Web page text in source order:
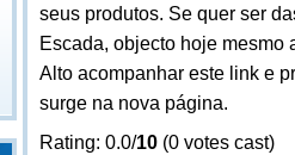
seus produtos. Se quer ser
Escada, objecto hoje mesmo
Alto acompanhar este link e
surge na nova página.
Rating: 0.0/10 (0 votes cast)